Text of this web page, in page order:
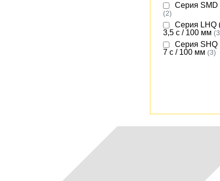
Серия
(2)
Серия LHQ
3,5 с / 100 мм
Серия SHQ
7 с / 100 мм (3)